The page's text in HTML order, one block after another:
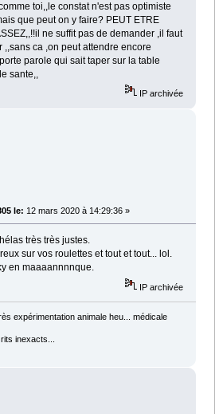
toi,,le constat n'est pas optimiste
que peut on y faire? PEUT ETRE
ne suffit pas de demander ,il faut
,,sans ca ,on peut attendre encore
parole qui sait taper sur la table
sante,,
IP archivée
le: 12 mars 2020 à 14:29:36 »
très très justes.
sur vos roulettes et tout et tout... lol.
en maaaannnnque.
IP archivée
expérimentation animale heu... médicale
inexacts...